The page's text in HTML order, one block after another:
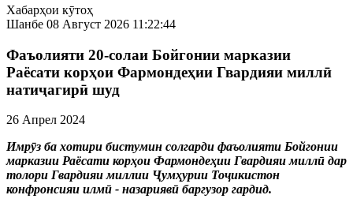
Хабарҳои кӯтоҳ
Шанбе 08 Август 2026 11:22:44
Фаъолияти 20-солаи Бойгонии марказии
Раёсати корҳои Фармондеҳии Гвардияи миллӣ
натиҷагирӣ шуд
26 Апрел 2024
Имрӯз ба хотири бистумин солгарди фаъолияти Бойгонии
марказии Раёсати корҳои Фармондеҳии Гвардияи миллӣ дар
толори Гвардияи миллии Ҷумҳурии Тоҷикистон
конфронсияи илмӣ - назариявӣ баргузор гардид.